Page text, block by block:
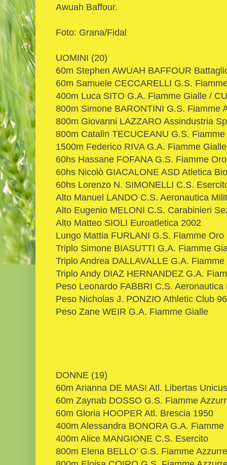
Awuah Baffour.
Foto: Grana/Fidal
UOMINI (20)
60m Stephen AWUAH BAFFOUR
60m Samuele CECCARELLI G.S.
400m Luca SITO G.A. Fiamme Gialle /
800m Simone BARONTINI G.S. Fiamme
800m Giovanni LAZZARO Assindustria
800m Catalin TECUCEANU G.S.
1500m Federico RIVA G.A. Fiamme Gialle
60hs Hassane FOFANA G.S. Fiamme
60hs Nicolò GIACALONE ASD Atletica
60hs Lorenzo N. SIMONELLI C.S.
Alto Manuel LANDO C.S. Aeronautica
Alto Eugenio MELONI C.S. Carabinieri
Alto Matteo SIOLI Euroatletica 2002
Lungo Mattia FURLANI G.S. Fiamme Oro
Triplo Simone BIASUTTI G.A. Fiamme
Triplo Andrea DALLAVALLE G.A. Fiamme
Triplo Andy DIAZ HERNANDEZ G.A.
Peso Leonardo FABBRI C.S. Aeronautica
Peso Nicholas J. PONZIO Athletic Club
Peso Zane WEIR G.A. Fiamme Gialle
DONNE (19)
60m Arianna DE MASI Atl. Libertas
60m Zaynab DOSSO G.S. Fiamme
60m Gloria HOOPER Atl. Brescia 1950
400m Alessandra BONORA G.A.
400m Alice MANGIONE C.S. Esercito
800m Elena BELLO’ G.S. Fiamme Azzurre